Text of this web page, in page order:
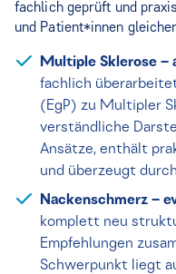
fachlich geprüft und
und Patient*innen
Multiple Sklerose –
fachlich
(EgP) zu Multipler
verständliche
Ansätze, enthält
und überzeugt
Nackenschmerz –
komplett neu
Empfehlungen
Schwerpunkt liegt